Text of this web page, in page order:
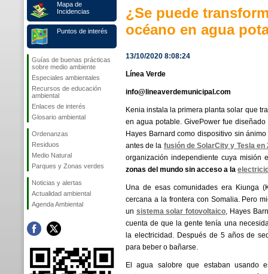
Mapa de
Incidencias
Puntos de interés
Guías de buenas prácticas
sobre medio ambiente
Especiales ambientales
Recursos de educación
ambiental
Enlaces de interés
Glosario ambiental
Ordenanzas
Residuos
Medio Natural
Parques y Zonas verdes
Noticias y alertas
Actualidad ambiental
Agenda Ambiental
¿Se puede
océano en agua
13/10/2020 8:08:24
Línea Verde
info@lineaverdemunicipal.com
Kenia instala la primera planta solar que
en agua potable. GivePower fue
Hayes Barnard como dispositivo sin
antes de la fusión de SolarCity y Tesla en
organización independiente cuya misión
zonas del mundo sin acceso a la
Una de esas comunidades era Kiunga
cercana a la frontera con Somalia. Pero
un sistema solar fotovoltaico, Hayes
cuenta de que la gente tenía una
la electricidad. Después de 5 años de
para beber o bañarse.
El agua salobre que estaban usando